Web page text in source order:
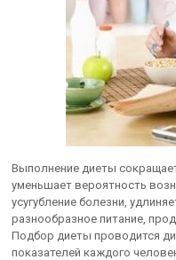
Выполнение диеты
уменьшает вероятность
усугубление болезни,
разнообразное питание,
Подбор диеты проводится
показателей каждого